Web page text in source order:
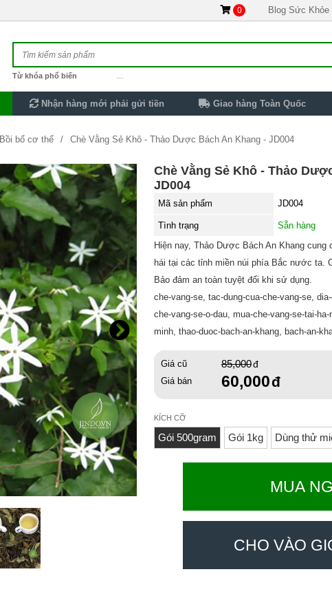
0 Blog Sức Khỏe
Từ khóa phổ biến
Nhận hàng mới phải gửi tiền Giao hàng Toàn Quốc
Bồi bổ cơ thể Chè Vằng Sẻ Khô - Thảo Dược Bách An Khang - JD004
Chè Vằng Sẻ Khô - Thảo
JD004
Mã sản phẩm JD004
Tình trạng
Sẵn hàng
Hiện nay, Thảo Dược Bách An Khang
hái tại các tỉnh miền núi phía Bắc nước ta.
Bảo đảm an toàn tuyệt đối khi sử dụng.
che-vang-se, tac-dung-cua-che-vang-se,
che-vang-se-o-dau, mua-che-vang-se-tai-
minh, thao-duoc-bach-an-khang, bach-an-
Giá cũ 85,000
Giá bán 60,000
KÍCH CỠ
Gói 500gram Gói 1kg Dùng thử
MUA
CHO VÀO